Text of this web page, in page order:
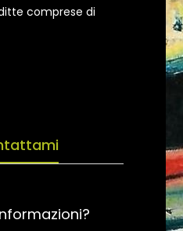
comprese di